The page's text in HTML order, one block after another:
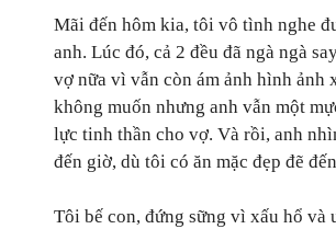
Mãi đến hôm kia, tôi vô tình nghe
anh. Lúc đó, cả 2 đều đã ngà ngà
vợ nữa vì vẫn còn ám ảnh hình
không muốn nhưng anh vẫn một
lực tinh thần cho vợ. Và rồi, anh
đến giờ, dù tôi có ăn mặc đẹp đẽ
Tôi bế con, đứng sững vì xấu hổ